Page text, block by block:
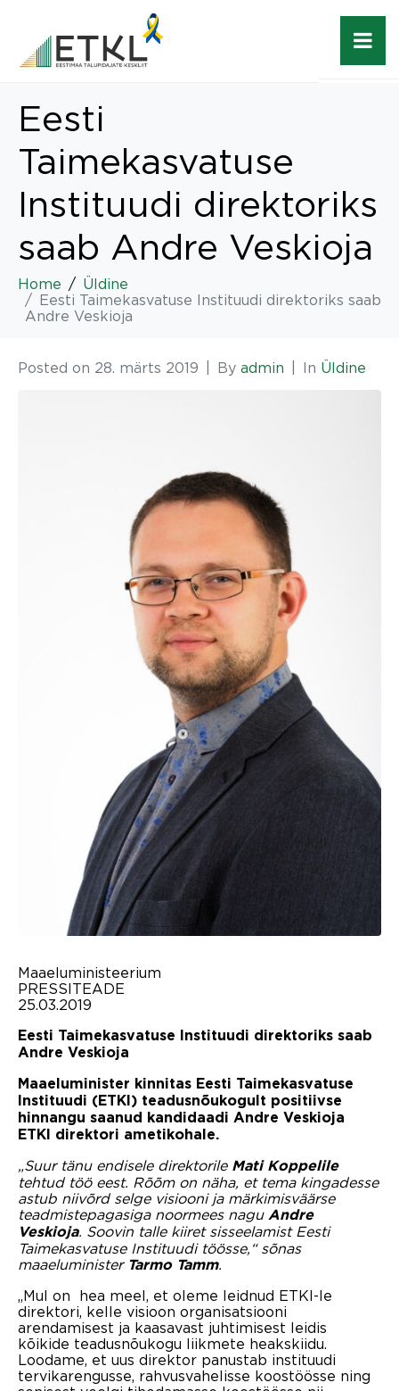
Eesti
Taimekasvatuse
Instituudi direktoriks
saab Andre Veskioja
Home
Üldine
Eesti Taimekasvatuse Instituudi direktoriks saab
Andre Veskioja
Posted on 28. märts 2019 By admin In Üldine
Maaeluministeerium
PRESSITEADE
25.03.2019
Eesti Taimekasvatuse Instituudi direktoriks saab
Andre Veskioja
Maaeluminister kinnitas Eesti Taimekasvatuse
Instituudi (ETKI) teadusnõukogult positiivse
hinnangu saanud kandidaadi Andre Veskioja
ETKI direktori ametikohale.
„Suur tänu endisele direktorile Mati Koppelile
tehtud töö eest. Rõõm on näha, et tema kingadesse
astub niivõrd selge visiooni ja märkimisväärse
teadmistepagasiga noormees nagu Andre
Veskioja. Soovin talle kiiret sisseelamist Eesti
Taimekasvatuse Instituudi töösse,“ sõnas
maaeluminister Tarmo Tamm.
„Mul on hea meel, et oleme leidnud ETKI-le
direktori, kelle visioon organisatsiooni
arendamisest ja kaasavast juhtimisest leidis
kõikide teadusnõukogu liikmete heakskiidu.
Loodame, et uus direktor panustab instituudi
tervikarengusse, rahvusvahelisse koostöösse ning